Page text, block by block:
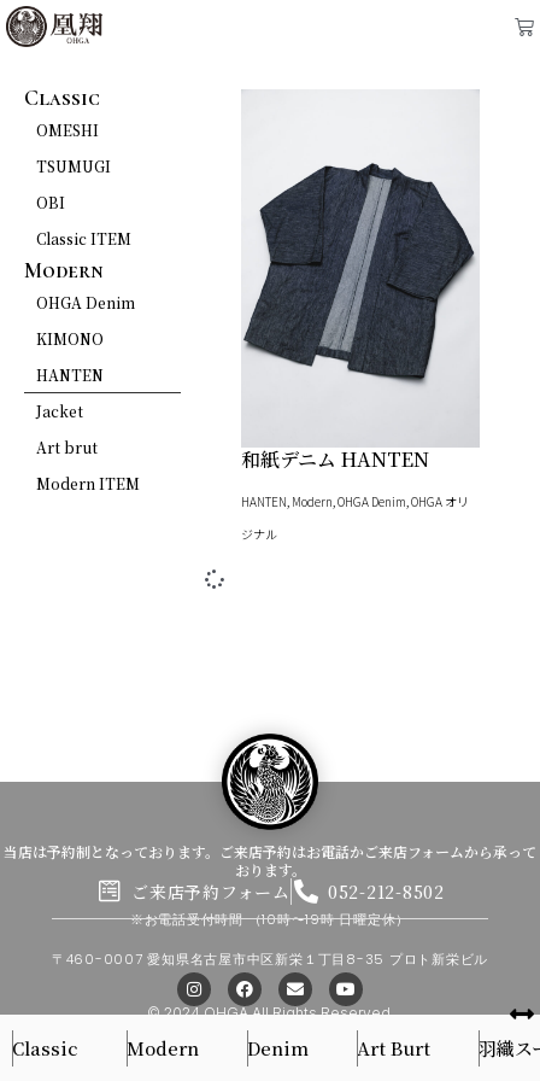
内
容
Classic
OMESHI
TSUMUGI
OBI
Classic ITEM
Modern
OHGA Denim
KIMONO
HANTEN
Jacket
Art brut
Modern ITEM
和紙デニム HANTEN
HANTEN, Modern,OHGA Denim,OHGA オリ
ジナル
当店は予約制となっております。ご来店予約はお電話かご来店フォームから承って
おります。
ご来店予約フォーム 052-212-8502
※お電話受付時間（10時〜19時 日曜定休）
〒460-0007 愛知県名古屋市中区新栄１丁目8-35 プロト新栄ビル
I
n
s
a
F
a
c
e
b
o
E
n
v
l
Y
o
u
© 2024 OHGA All Rights Reserved.
Classic Modern Denim Art Burt 羽織ス